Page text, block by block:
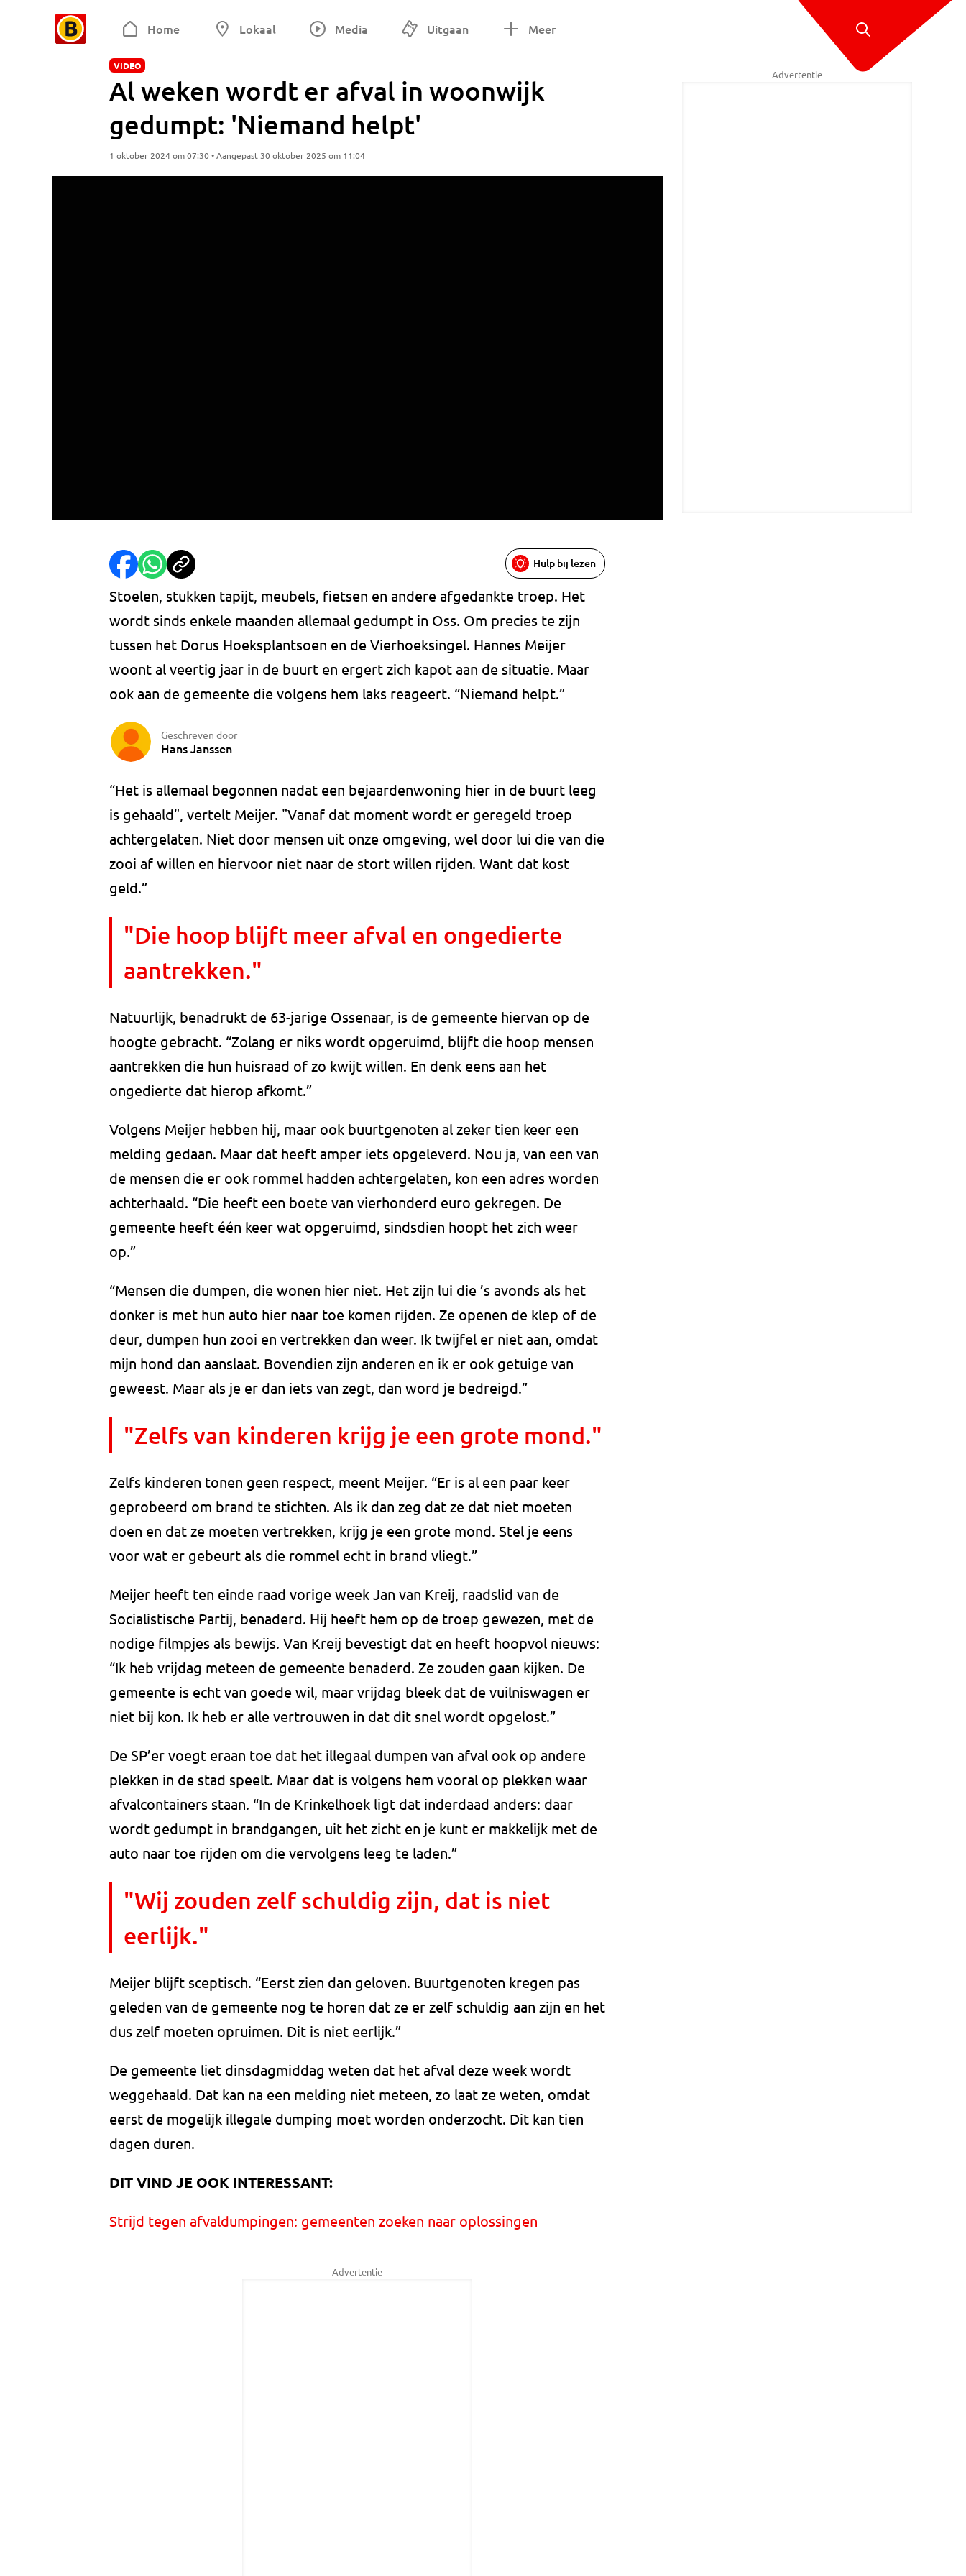
Home Lokaal Media Uitgaan Meer
VIDEO
Al weken wordt er afval in woonwijk
gedumpt: 'Niemand helpt'
1 oktober 2024 om 07:30 • Aangepast 30 oktober 2025 om 11:04
Hulp bij lezen
Stoelen, stukken tapijt, meubels, fietsen en andere afgedankte troep. Het
wordt sinds enkele maanden allemaal gedumpt in Oss. Om precies te zijn
tussen het Dorus Hoeksplantsoen en de Vierhoeksingel. Hannes Meijer
woont al veertig jaar in de buurt en ergert zich kapot aan de situatie. Maar
ook aan de gemeente die volgens hem laks reageert. “Niemand helpt.”
Geschreven door
Hans Janssen
“Het is allemaal begonnen nadat een bejaardenwoning hier in de buurt leeg
is gehaald", vertelt Meijer. "Vanaf dat moment wordt er geregeld troep
achtergelaten. Niet door mensen uit onze omgeving, wel door lui die van die
zooi af willen en hiervoor niet naar de stort willen rijden. Want dat kost
geld.”
"Die hoop blijft meer afval en ongedierte
aantrekken."
Natuurlijk, benadrukt de 63-jarige Ossenaar, is de gemeente hiervan op de
hoogte gebracht. “Zolang er niks wordt opgeruimd, blijft die hoop mensen
aantrekken die hun huisraad of zo kwijt willen. En denk eens aan het
ongedierte dat hierop afkomt.”
Volgens Meijer hebben hij, maar ook buurtgenoten al zeker tien keer een
melding gedaan. Maar dat heeft amper iets opgeleverd. Nou ja, van een van
de mensen die er ook rommel hadden achtergelaten, kon een adres worden
achterhaald. “Die heeft een boete van vierhonderd euro gekregen. De
gemeente heeft één keer wat opgeruimd, sindsdien hoopt het zich weer
op.”
“Mensen die dumpen, die wonen hier niet. Het zijn lui die ’s avonds als het
donker is met hun auto hier naar toe komen rijden. Ze openen de klep of de
deur, dumpen hun zooi en vertrekken dan weer. Ik twijfel er niet aan, omdat
mijn hond dan aanslaat. Bovendien zijn anderen en ik er ook getuige van
geweest. Maar als je er dan iets van zegt, dan word je bedreigd.”
"Zelfs van kinderen krijg je een grote mond."
Zelfs kinderen tonen geen respect, meent Meijer. “Er is al een paar keer
geprobeerd om brand te stichten. Als ik dan zeg dat ze dat niet moeten
doen en dat ze moeten vertrekken, krijg je een grote mond. Stel je eens
voor wat er gebeurt als die rommel echt in brand vliegt.”
Meijer heeft ten einde raad vorige week Jan van Kreij, raadslid van de
Socialistische Partij, benaderd. Hij heeft hem op de troep gewezen, met de
nodige filmpjes als bewijs. Van Kreij bevestigt dat en heeft hoopvol nieuws:
“Ik heb vrijdag meteen de gemeente benaderd. Ze zouden gaan kijken. De
gemeente is echt van goede wil, maar vrijdag bleek dat de vuilniswagen er
niet bij kon. Ik heb er alle vertrouwen in dat dit snel wordt opgelost.”
De SP’er voegt eraan toe dat het illegaal dumpen van afval ook op andere
plekken in de stad speelt. Maar dat is volgens hem vooral op plekken waar
afvalcontainers staan. “In de Krinkelhoek ligt dat inderdaad anders: daar
wordt gedumpt in brandgangen, uit het zicht en je kunt er makkelijk met de
auto naar toe rijden om die vervolgens leeg te laden.”
"Wij zouden zelf schuldig zijn, dat is niet
eerlijk."
Meijer blijft sceptisch. “Eerst zien dan geloven. Buurtgenoten kregen pas
geleden van de gemeente nog te horen dat ze er zelf schuldig aan zijn en het
dus zelf moeten opruimen. Dit is niet eerlijk.”
De gemeente liet dinsdagmiddag weten dat het afval deze week wordt
weggehaald. Dat kan na een melding niet meteen, zo laat ze weten, omdat
eerst de mogelijk illegale dumping moet worden onderzocht. Dit kan tien
dagen duren.
DIT VIND JE OOK INTERESSANT:
Strijd tegen afvaldumpingen: gemeenten zoeken naar oplossingen
Advertentie
Advertentie